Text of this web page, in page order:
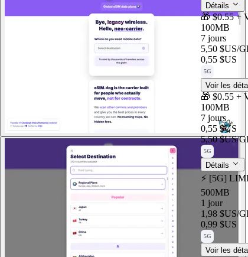
Détails
🎁 $0.55 +
100MB
7 jours
5,50 $US/
0,55 $US
5G
Voir les
🎁 $0.55 +
100MB
7 jours
0,55 $US
5,50 $US/
5G
Détails
⚡️ [5G]
500MB
1 jour
1,98 $US/
0,99 $US
5G
Voir les